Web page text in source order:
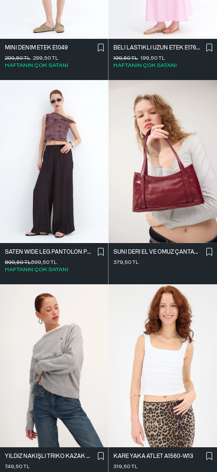
MINI DENIM ETEK E1049
299,50TL
HAFTANIN ÇOK SATANI
299,50TL
BELI LASTIKLI UZUN ETEK E17627
199,50TL
HAFTANIN ÇOK SATANI
199,50TL
SATEN WIDE LEG PANTOLON PN17298
899,50TL
HAFTANIN ÇOK SATANI
899,50TL
SUNI DERI EL VE OMUZ ÇANTASI Ç09-G11
379,50TL
YILDIZ NAKIŞLI TRIKO KAZAK K3418-D4
749,50TL
KARE YAKA ATLET A1560-W13
319,50TL